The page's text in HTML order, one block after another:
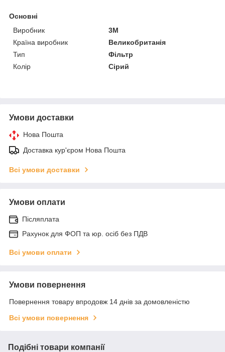
Основні
Виробник
3М
Країна виробник
Великобританія
Тип
Фільтр
Колір
Сірий
Умови доставки
Нова Пошта
Доставка кур'єром Нова Пошта
Всі умови доставки
Умови оплати
Післяплата
Рахунок для ФОП та юр. осіб без ПДВ
Всі умови оплати
Умови повернення
Повернення товару впродовж 14 днів за домовленістю
Всі умови повернення
Подібні товари компанії